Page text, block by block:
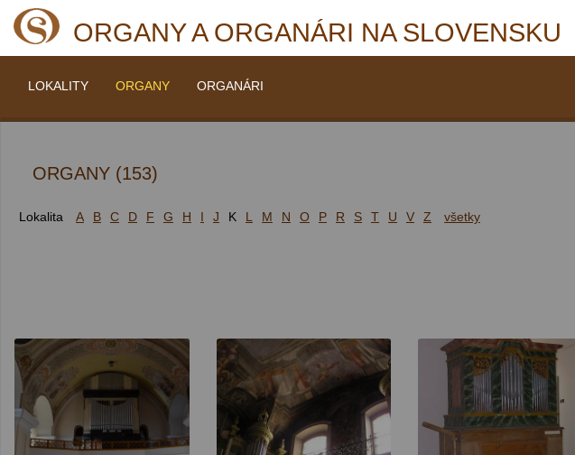
ORGANY A ORGANÁRI NA SLOVENSKU
LOKALITY ORGANY ORGANÁRI
ORGANY (153)
Lokalita A B C D F G H I J K L M N O P R S T U V Z všetky